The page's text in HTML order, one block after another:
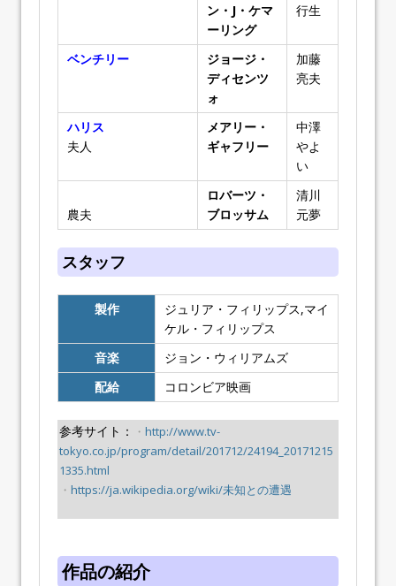
ン・J・ケマ
ーリング
行生
ベンチリー
ジョージ・
ディセンツ
ォ
加藤
亮夫
ハリス
夫人
メアリー・
ギャフリー
中澤
やよ
い
農夫
ロバーツ・
ブロッサム
清川
元夢
スタッフ
製作
ジュリア・フィリップス,マイ
ケル・フィリップス
音楽
ジョン・ウィリアムズ
配給
コロンビア映画
参考サイト： ・ http://www.tv-
tokyo.co.jp/program/detail/201712/24194_20171215
1335.html
・ https://ja.wikipedia.org/wiki/未知との遭遇
作品の紹介